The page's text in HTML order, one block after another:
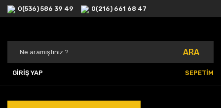
0(536) 586 39 49 0(216) 661 68 47
ARA
GİRİŞ YAP SEPETİM